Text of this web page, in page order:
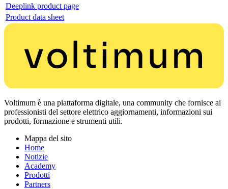
Deeplink product page
Product data sheet
Voltimum è una piattaforma digitale, una community che fornisce ai
professionisti del settore elettrico aggiornamenti, informazioni sui
prodotti, formazione e strumenti utili.
Mappa del sito
Home
Notizie
Academy
Prodotti
Partners